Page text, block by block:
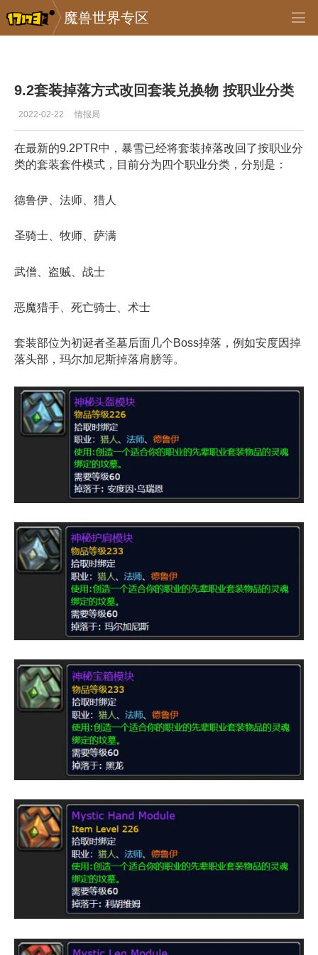
魔兽世界专区
专区_《魔兽世界》 >
9.2套装掉落方式改回套装兑换物 按职业分类
2022-02-22 情报局
在最新的9.2PTR中，暴雪已经将套装掉落改回了按职业分
类的套装套件模式，目前分为四个职业分类，分别是：
德鲁伊、法师、猎人
圣骑士、牧师、萨满
武僧、盗贼、战士
恶魔猎手、死亡骑士、术士
套装部位为初诞者圣墓后面几个Boss掉落，例如安度因掉
落头部，玛尔加尼斯掉落肩膀等。